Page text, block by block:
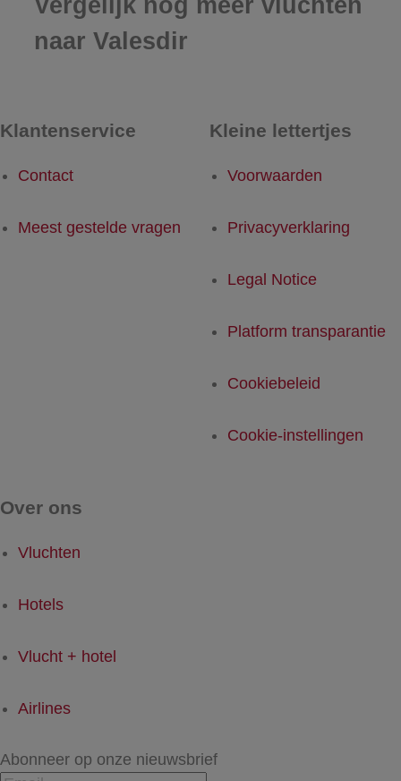
Vergelijk nog meer vluchten
naar Valesdir
Klantenservice
Contact
Meest gestelde vragen
Kleine lettertjes
Voorwaarden
Privacyverklaring
Legal Notice
Platform transparantie
Cookiebeleid
Cookie-instellingen
Over ons
Vluchten
Hotels
Vlucht + hotel
Airlines
Abonneer op onze nieuwsbrief